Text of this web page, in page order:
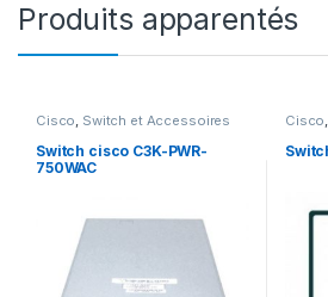
Produits apparentés
Cisco, Switch et Accessoires
Switch cisco C3K-PWR-
750WAC
Cisco,